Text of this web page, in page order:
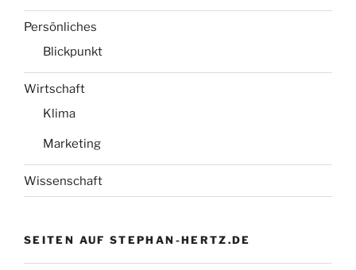
Persönliches
Blickpunkt
Wirtschaft
Klima
Marketing
Wissenschaft
SEITEN AUF STEPHAN-HERTZ.DE